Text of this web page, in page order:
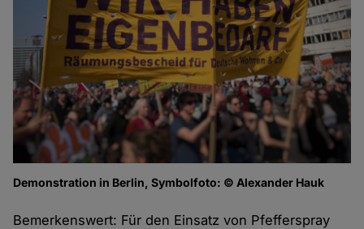
Demonstration in Berlin, Symbolfoto: © Alexander Hauk
Bemerkenswert: Für den Einsatz von Pfefferspray